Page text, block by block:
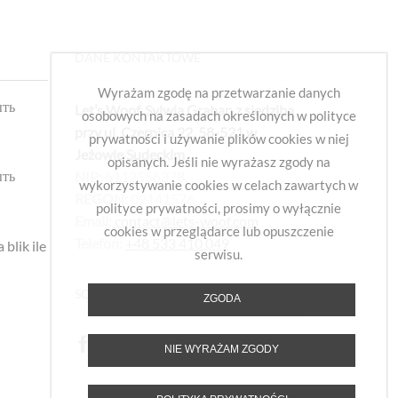
Wyrażam zgodę na przetwarzanie danych
osobowych na zasadach określonych w polityce
prywatności i używanie plików cookies w niej
opisanych. Jeśli nie wyrażasz zgody na
wykorzystywanie cookies w celach zawartych w
polityce prywatności, prosimy o wyłącznie
cookies w przeglądarce lub opuszczenie
serwisu.
ZGODA
NIE WYRAŻAM ZGODY
blik ile
DANE KONTAKTOWE
Let’s Woof. Sylwia Graban z siedzibą
przy ul. Czernica 22, 58-521 w
Jeżowie Sudeckim
REGON:
02141576
Email:
contact@lets-woof.com
+48 533 410 049